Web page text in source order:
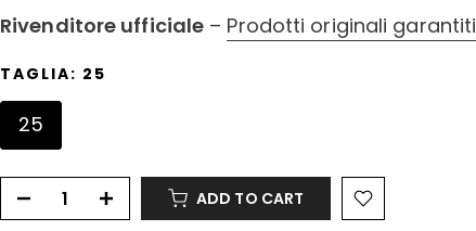
Rivenditore ufficiale – Prodotti originali garantiti
TAGLIA: 25
25
ADD TO CART